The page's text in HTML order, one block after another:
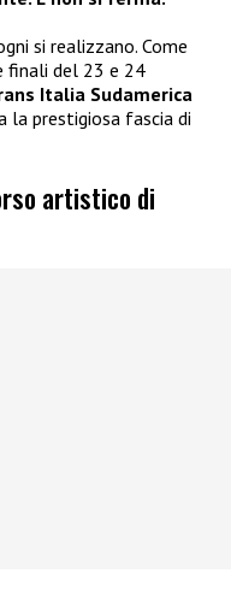
si realizzano. Come
finali del 23 e 24
Italia Sudamerica
la prestigiosa fascia di
artistico di